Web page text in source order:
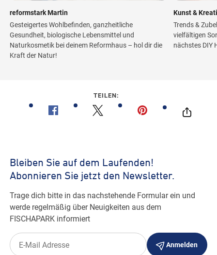
reformstark Martin
Gesteigertes Wohlbefinden, ganzheitliche
Gesundheit, biologische Lebensmittel und
Naturkosmetik bei deinem Reformhaus – hol dir die
Kraft der Natur!
Kunst &
Trends &
vielfältigen
nächstes DIY
TEILEN: